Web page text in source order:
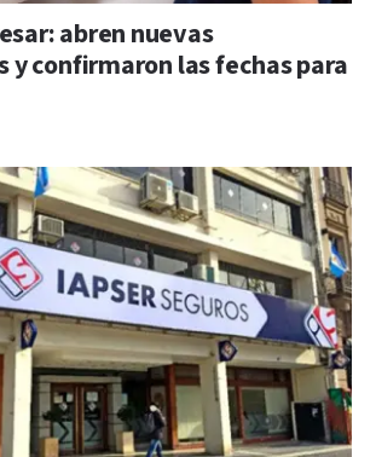
abren nuevas
y confirmaron las fechas para